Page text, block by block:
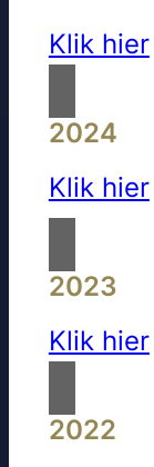
Klik hier
2024
Klik hier
2023
Klik hier
2022